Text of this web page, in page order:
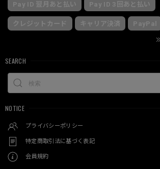
Pay ID 翌月あと払い Pay ID 3回あと払い
クレジットカード キャリア決済 PayPal
SEARCH
NOTICE
プライバシーポリシー
特定商取引法に基づく表記
会員規約